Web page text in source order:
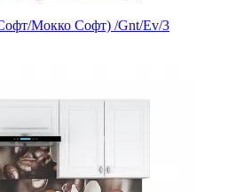
Мокко Софт) /Gnt/Ev/3